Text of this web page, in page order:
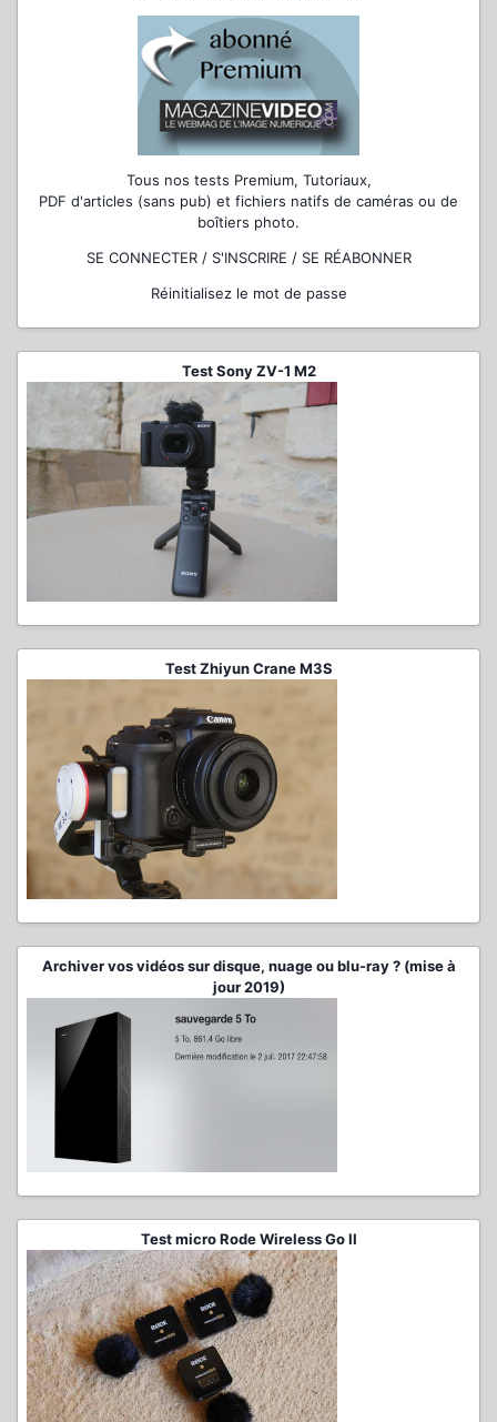
Tous nos tests Premium, Tutoriaux,
PDF d'articles (sans pub) et fichiers natifs de caméras ou de
boîtiers photo.
SE CONNECTER / S'INSCRIRE / SE RÉABONNER
Réinitialisez le mot de passe
Test Sony ZV-1 M2
Test Zhiyun Crane M3S
Archiver vos vidéos sur disque, nuage ou blu-ray ? (mise à
jour 2019)
Test micro Rode Wireless Go II